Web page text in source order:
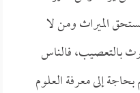
الميراث ومن لا
بالتعصيب، فالناس
إلى معرفة العلوم